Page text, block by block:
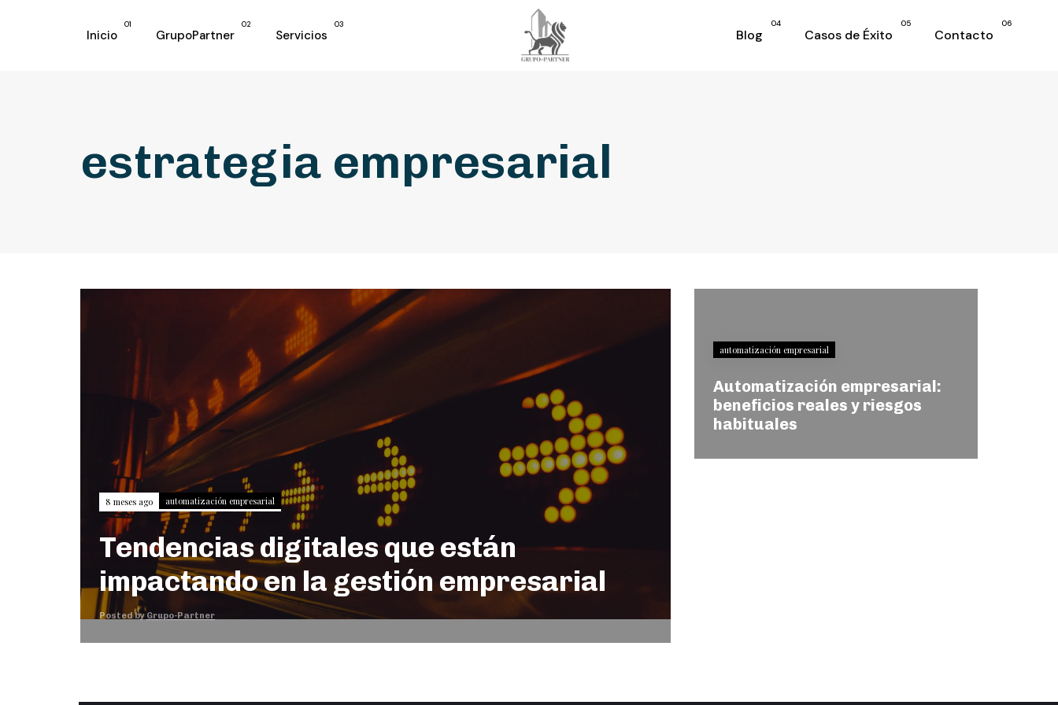
Inicio
01
GrupoPartner
02
Servicios
03
Blog
04
Casos de Éxito
05
Contacto
06
estrategia empresarial
8 meses ago automatización empresarial
Tendencias digitales que están
impactando en la gestión empresarial
Posted by Grupo-Partner
automatización empresarial
Automatización empresarial:
beneficios reales y riesgos
habituales